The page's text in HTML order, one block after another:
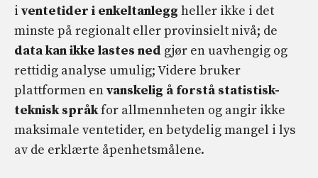
i ventetider i enkeltanlegg heller ikke i det
minste på regionalt eller provinsielt nivå; de
data kan ikke lastes ned gjør en uavhengig og
rettidig analyse umulig; Videre bruker
plattformen envanskelig å forstå statistisk-
teknisk språkfor allmennheten og angir ikke
maksimale ventetider, en betydelig mangel i lys
av de erklærte åpenhetsmålene.